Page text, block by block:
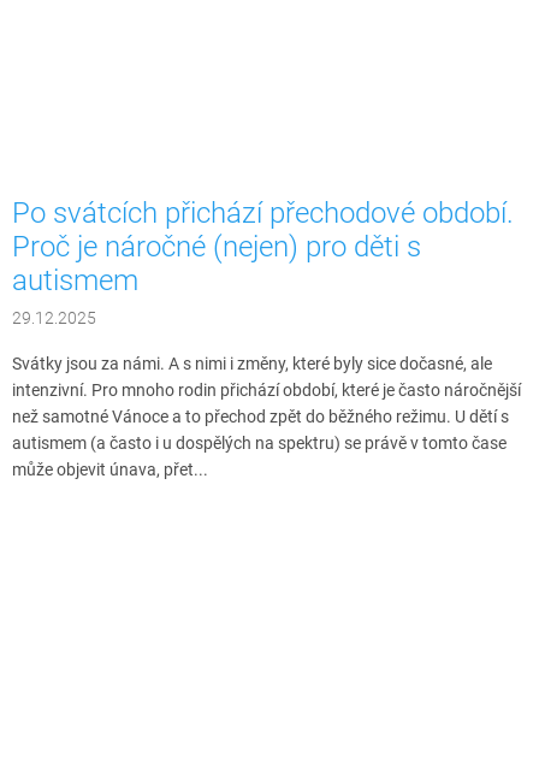
Po svátcích přichází přechodové období.
Proč je náročné (nejen) pro děti s
autismem
29.12.2025
Svátky jsou za námi. A s nimi i změny, které byly sice dočasné, ale
intenzivní. Pro mnoho rodin přichází období, které je často náročnější
než samotné Vánoce a to přechod zpět do běžného režimu. U dětí s
autismem (a často i u dospělých na spektru) se právě v tomto čase
může objevit únava, přet...